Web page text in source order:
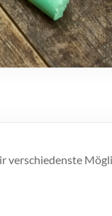
verschiedenste